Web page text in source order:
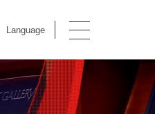
Language